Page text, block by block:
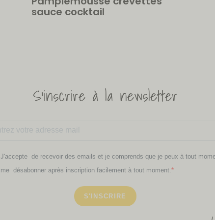
sauce cocktail
S'inscrire à la newsletter
J'accepte de recevoir des emails et je comprends que je peux à tout
me désabonner après inscription facilement à tout moment.
S'INSCRIRE